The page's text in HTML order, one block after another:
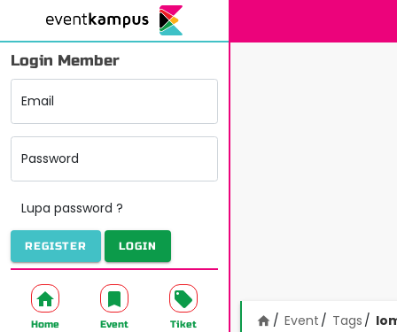
Login Member
Email
Password
Lupa password ?
REGISTER LOGIN
Home Event Tiket home Event Tags